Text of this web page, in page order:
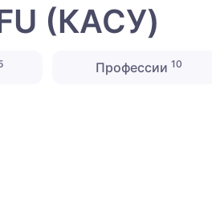
(КАСУ)
Профессии 10